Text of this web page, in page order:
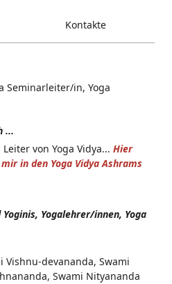
Kontakte
Seminarleiter/in, Yoga
...
von Yoga Vidya... Hier
in den Yoga Vidya Ashrams
Yogalehrer/innen, Yoga
Vishnu-devananda, Swami
Swami Nityananda